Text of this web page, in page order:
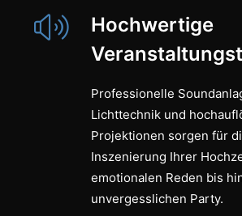
Hochwertige
Professionelle
Lichttechnik und
Projektionen sorgen für
Inszenierung Ihrer
emotionalen Reden bis
unvergesslichen Party.